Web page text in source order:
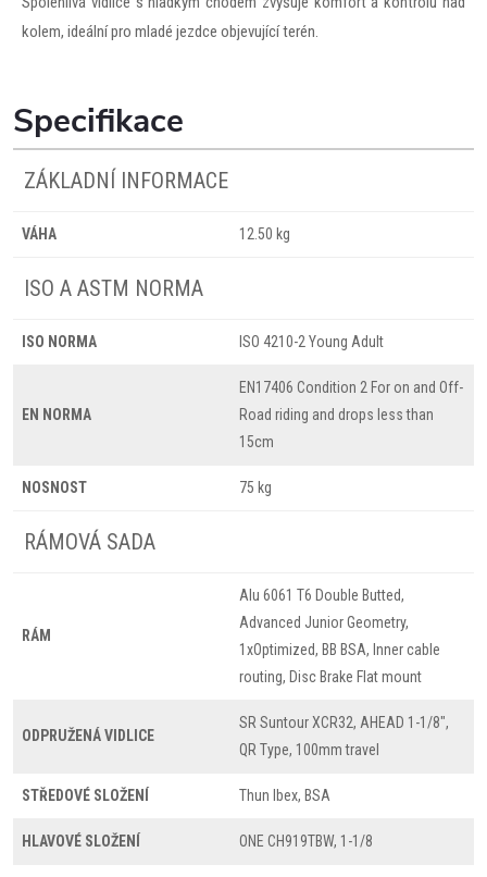
kolem, ideální pro mladé jezdce objevující terén.
Specifikace
ZÁKLADNÍ INFORMACE
VÁHA 12.50 kg
ISO A ASTM NORMA
ISO NORMA ISO 4210-2 Young Adult
EN NORMA
EN17406 Condition 2 For on and Off-
Road riding and drops less than
15cm
NOSNOST 75 kg
RÁMOVÁ SADA
RÁM
Alu 6061 T6 Double Butted,
Advanced Junior Geometry,
1xOptimized, BB BSA, Inner cable
routing, Disc Brake Flat mount
ODPRUŽENÁ VIDLICE
SR Suntour XCR32, AHEAD 1-1/8",
QR Type, 100mm travel
STŘEDOVÉ SLOŽENÍ Thun Ibex, BSA
HLAVOVÉ SLOŽENÍ ONE CH919TBW, 1-1/8